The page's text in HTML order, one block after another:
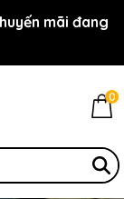
Audio - DJ
mãi đang
0